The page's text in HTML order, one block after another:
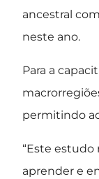
ancestral
neste ano.
Para a
permitindo
“Este
aprender e